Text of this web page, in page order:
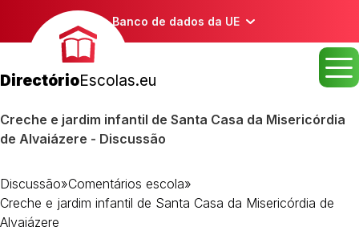
Banco de dados da UE
DirectórioEscolas.eu
Creche e jardim infantil de Santa Casa da Misericórdia
de Alvaiázere - Discussão
Discussão»Comentários escola»
Creche e jardim infantil de Santa Casa da Misericórdia de
Alvaiázere